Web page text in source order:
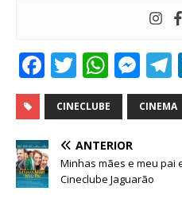
F
a
c
e
b
o
T
w
it
te
r
W
h
at
s
A
p
M
e
ss
n
g
CINECLUBE CINEMA
ANTERIOR
Minhas mães e meu pai
Cineclube Jaguarão